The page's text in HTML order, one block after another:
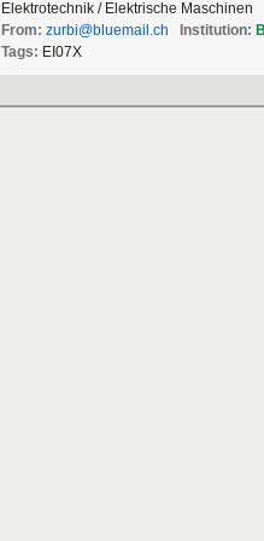
Elektrotechnik / Elektrische Maschinen
From: zurbi@bluemail.ch Institution:
Tags: EI07X